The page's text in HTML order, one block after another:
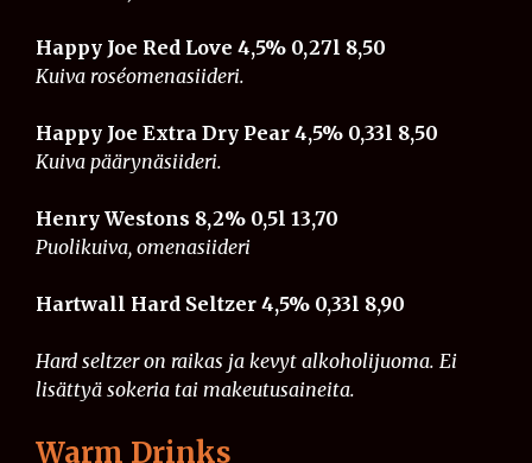
Happy Joe Red Love 4,5% 0,27l 8,50
Kuiva roséomenasiideri.
Happy Joe Extra Dry Pear 4,5% 0,33l 8,50
Kuiva päärynäsiideri.
Henry Westons 8,2% 0,5l 13,70
Puolikuiva, omenasiideri
Hartwall Hard Seltzer 4,5% 0,33l 8,90
Hard seltzer on raikas ja kevyt alkoholijuoma. Ei
lisättyä sokeria tai makeutusaineita.
Warm Drinks